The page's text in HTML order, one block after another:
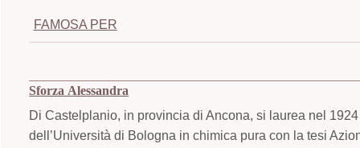
FAMOSA PER
Sforza Alessandra
Di Castelplanio, in provincia di Ancona, si laurea nel
dell’Università di Bologna in chimica pura con la tesi